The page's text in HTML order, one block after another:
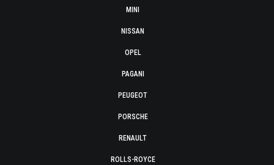
MINI
NISSAN
OPEL
PAGANI
PEUGEOT
PORSCHE
RENAULT
ROLLS-ROYCE